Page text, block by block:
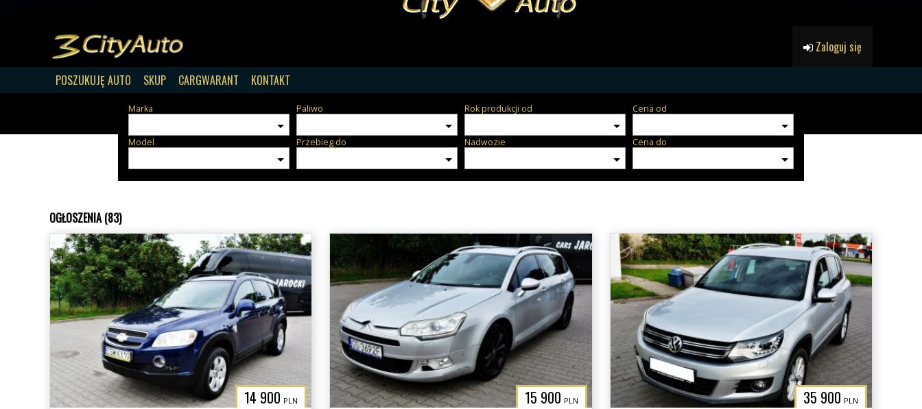
Zaloguj się
POSZUKUJĘ AUTO SKUP CARGWARANT KONTAKT
Marka Paliwo Rok produkcji od Cena od
Model Przebieg do Nadwozie Cena do
OGŁOSZENIA (83)
14 900 PLN 15 900 PLN 35 900 PLN